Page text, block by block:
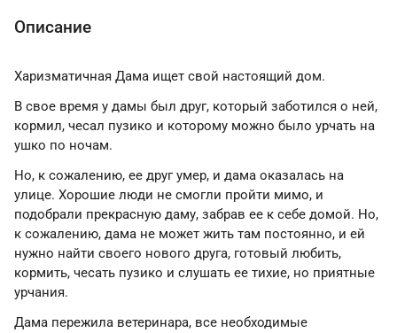
Описание
Харизматичная Дама ищет свой настоящий дом.
В свое время у дамы был друг, который заботился о ней,
кормил, чесал пузико и которому можно было урчать на
ушко по ночам.
Но, к сожалению, ее друг умер, и дама оказалась на
улице. Хорошие люди не смогли пройти мимо, и
подобрали прекрасную даму, забрав ее к себе домой. Но,
к сожалению, дама не может жить там постоянно, и ей
нужно найти своего нового друга, готовый любить,
кормить, чесать пузико и слушать ее тихие, но приятные
урчания.
Дама пережила ветеринара, все необходимые